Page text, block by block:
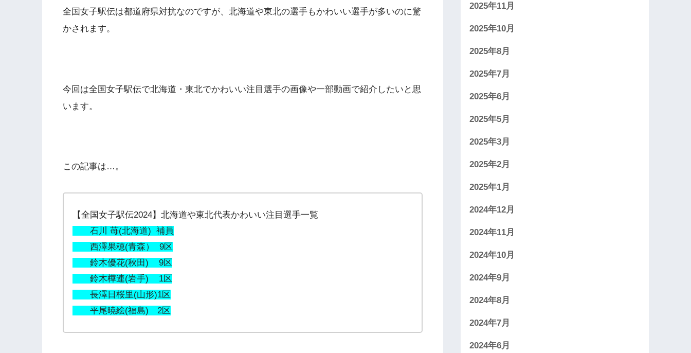
全国女子駅伝は都道府県対抗なのですが、北海道や東北の選手もかわいい選手が多いのに驚
かされます。
今回は全国女子駅伝で北海道・東北でかわいい注目選手の画像や一部動画で紹介したいと思
います。
この記事は…。
【全国女子駅伝2024】北海道や東北代表かわいい注目選手一覧
石川 苺(北海道) 補員
西澤果穂(青森） 9区
鈴木優花(秋田) 9区
鈴木樺連(岩手) 1区
長澤日桜里(山形)1区
平尾暁絵(福島) 2区
2025年11月
2025年10月
2025年8月
2025年7月
2025年6月
2025年5月
2025年3月
2025年2月
2025年1月
2024年12月
2024年11月
2024年10月
2024年9月
2024年8月
2024年7月
2024年6月